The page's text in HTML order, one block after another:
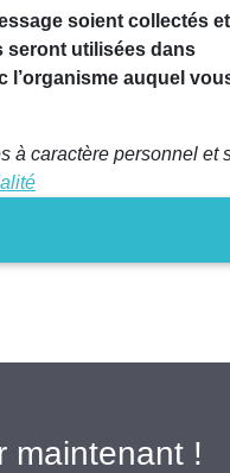
soient collectés et
seront utilisées dans
l’organisme auquel
à caractère personnel et
maintenant !